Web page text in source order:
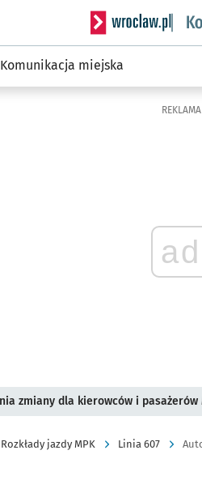
Serwis
Komunikacja miejska
REKLAMA
ad
zmiany dla kierowców i pasażerów
Rozkłady jazdy MPK Linia 607